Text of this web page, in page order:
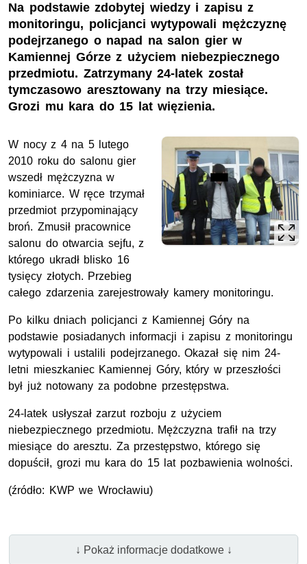
Na podstawie zdobytej wiedzy i zapisu z
monitoringu, policjanci wytypowali mężczyznę
podejrzanego o napad na salon gier w
Kamiennej Górze z użyciem niebezpiecznego
przedmiotu. Zatrzymany 24-latek został
tymczasowo aresztowany na trzy miesiące.
Grozi mu kara do 15 lat więzienia.
W nocy z 4 na 5 lutego
2010 roku do salonu gier
wszedł mężczyzna w
kominiarce. W ręce trzymał
przedmiot przypominający
broń. Zmusił pracownice
salonu do otwarcia sejfu, z
którego ukradł blisko 16
tysięcy złotych. Przebieg
całego zdarzenia zarejestrowały kamery monitoringu.
Po kilku dniach policjanci z Kamiennej Góry na
podstawie posiadanych informacji i zapisu z monitoringu
wytypowali i ustalili podejrzanego. Okazał się nim 24-
letni mieszkaniec Kamiennej Góry, który w przeszłości
był już notowany za podobne przestępstwa.
24-latek usłyszał zarzut rozboju z użyciem
niebezpiecznego przedmiotu. Mężczyzna trafił na trzy
miesiące do aresztu. Za przestępstwo, którego się
dopuścił, grozi mu kara do 15 lat pozbawienia wolności.
(źródło: KWP we Wrocławiu)
↓ Pokaż informacje dodatkowe ↓